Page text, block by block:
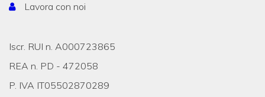
Lavora con noi
Iscr. RUI n. A000723865
REA n. PD - 472058
P. IVA IT05502870289